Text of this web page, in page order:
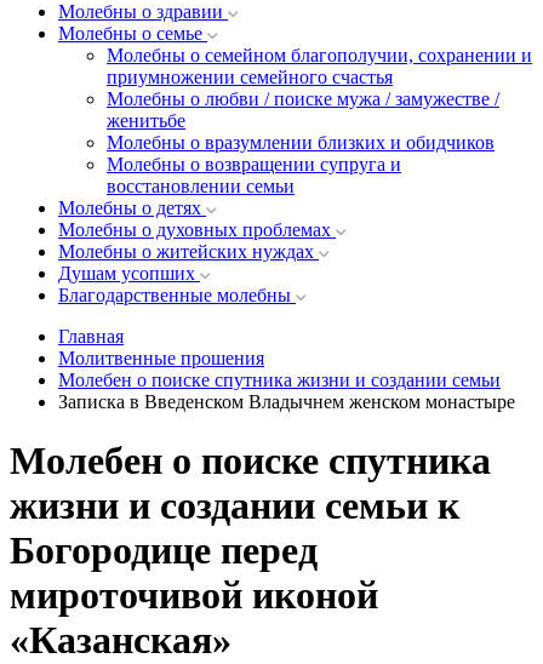
Молебны о здравии
Молебны о семье
Молебны о семейном благополучии, сохранении и
приумножении семейного счастья
Молебны о любви / поиске мужа / замужестве /
женитьбе
Молебны о вразумлении близких и обидчиков
Молебны о возвращении супруга и
восстановлении семьи
Молебны о детях
Молебны о духовных проблемах
Молебны о житейских нуждах
Душам усопших
Благодарственные молебны
Главная
Молитвенные прошения
Молебен о поиске спутника жизни и создании семьи
Записка в Введенском Владычнем женском монастыре
Молебен о поиске спутника
жизни и создании семьи к
Богородице перед
мироточивой иконой
«Казанская»